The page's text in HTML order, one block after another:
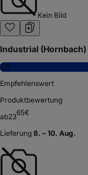
Kein Bild
Industrial (Hornbach)
7,0
Empfehlenswert
Produktbewertung
ab2365€
Lieferung 8. – 10. Aug.